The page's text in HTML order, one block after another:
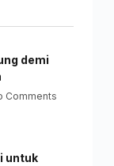
demi
Comments
untuk